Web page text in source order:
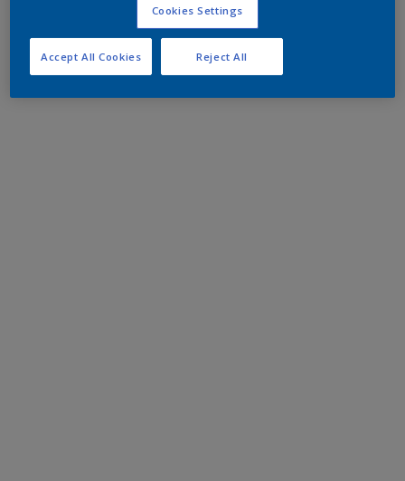
Cookies Settings
Reject All
Accept All Cookies